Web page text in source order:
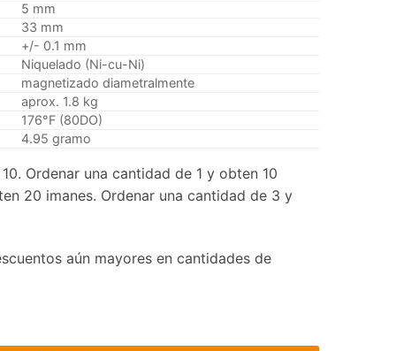
5 mm
33 mm
+/- 0.1 mm
Niquelado (Ni-cu-Ni)
magnetizado diametralmente
aprox. 1.8 kg
176°F (80DO)
4.95 gramo
Ordenar una cantidad de 1 y obten 10
20 imanes. Ordenar una cantidad de 3 y
aún mayores en cantidades de